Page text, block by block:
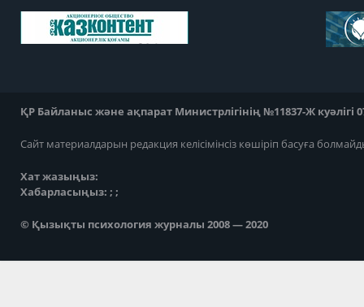
ҚР Байланыс және ақпарат Министрлігінің №11837-Ж куәлігі
Сайт материалдарын редакция келісімінсіз көшіріп басуға
Хат жазыңыз:
Хабарласыңыз: ; ;
© Қызықты психология журналы 2008 — 2020